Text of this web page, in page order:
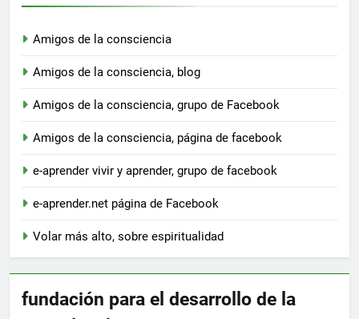
Amigos de la consciencia
Amigos de la consciencia, blog
Amigos de la consciencia, grupo de Facebook
Amigos de la consciencia, página de facebook
e-aprender vivir y aprender, grupo de facebook
e-aprender.net página de Facebook
Volar más alto, sobre espiritualidad
fundación para el desarrollo de la